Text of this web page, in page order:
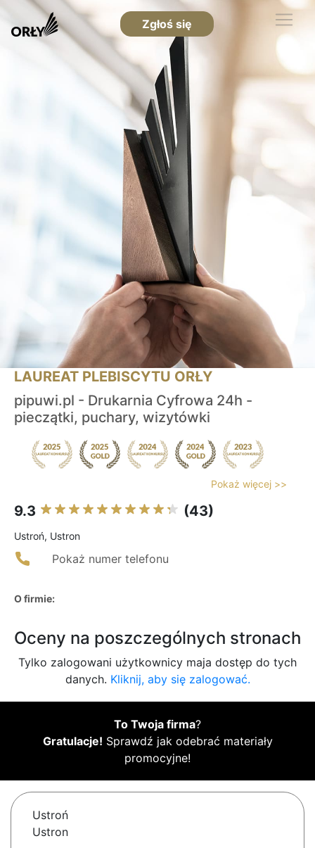
Zgłoś się
LAUREAT PLEBISCYTU ORŁY
pipuwi.pl - Drukarnia Cyfrowa 24h -
pieczątki, puchary, wizytówki
Pokaż więcej >>
9.3 (43)
Ustroń, Ustron
Pokaż numer telefonu
O firmie:
Oceny na poszczególnych stronach
Tylko zalogowani użytkownicy maja dostęp do tych
danych. Kliknij, aby się zalogować.
To Twoja firma?
Gratulacje! Sprawdź jak odebrać materiały
promocyjne!
Ustroń
Ustron